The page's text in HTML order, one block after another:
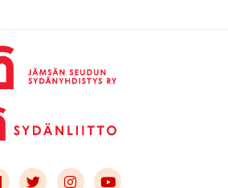
Link to facebook
Link to twitter
Link to instagram
Link to youtube